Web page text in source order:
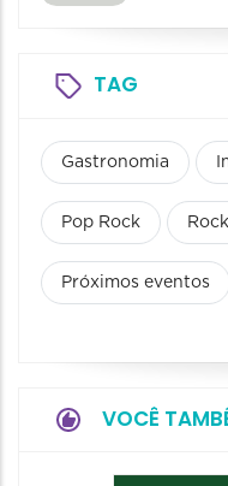
TAG
Gastronomia
Pop Rock Rock
Próximos eventos
VOCÊ